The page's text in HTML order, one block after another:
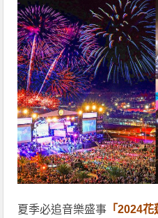
夏季必追音樂盛事 「2024